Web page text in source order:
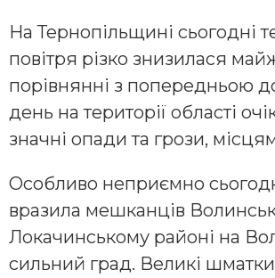
На Тернопільщині сьогодні
повітря різко знизилася
порівнянні з попередньою
день на території області
значні опади та грози,
Особливо неприємно
вразила мешканців
Локачинському районі на
сильний град. Великі